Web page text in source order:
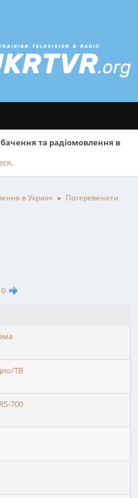
та радіомовлення в
.
в Україні ► Потеревенити
ТВ
700